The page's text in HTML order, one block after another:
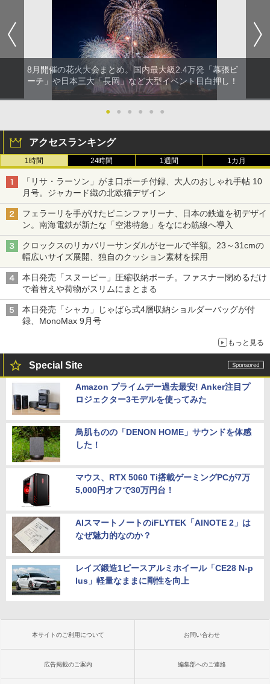
8月開催の花火大会まとめ。国内最大級2.4万発「幕張ビ
ーチ」や日本三大「長岡」など大型イベント目白押し！
● ● ● ● ● ●
アクセスランキング
1時間 24時間 1週間 1カ月
「リサ・ラーソン」がま口ポーチ付録、大人のおしゃれ手帖 10
月号。ジャカード織の北欧猫デザイン
フェラーリを手がけたピニンファリーナ、日本の鉄道を初デザイ
ン。南海電鉄が新たな「空港特急」をなにわ筋線へ導入
クロックスのリカバリーサンダルがセールで半額。23～31cmの
幅広いサイズ展開、独自のクッション素材を採用
本日発売「スヌーピー」圧縮収納ポーチ。ファスナー閉めるだけ
で着替えや荷物がスリムにまとまる
本日発売「シャカ」じゃばら式4層収納ショルダーバッグが付
録、MonoMax 9月号
もっと見る
Special Site
Amazon プライムデー過去最安! Anker注目プ
ロジェクター3モデルを使ってみた
鳥肌ものの「DENON HOME」サウンドを体感
した！
マウス、RTX 5060 Ti搭載ゲーミングPCが7万
5,000円オフで30万円台！
AIスマートノートのiFLYTEK「AINOTE 2」は
なぜ魅力的なのか？
レイズ鍛造1ピースアルミホイール「CE28 N-p
lus」軽量なままに剛性を向上
本サイトのご利用について お問い合わせ
広告掲載のご案内 編集部へのご連絡